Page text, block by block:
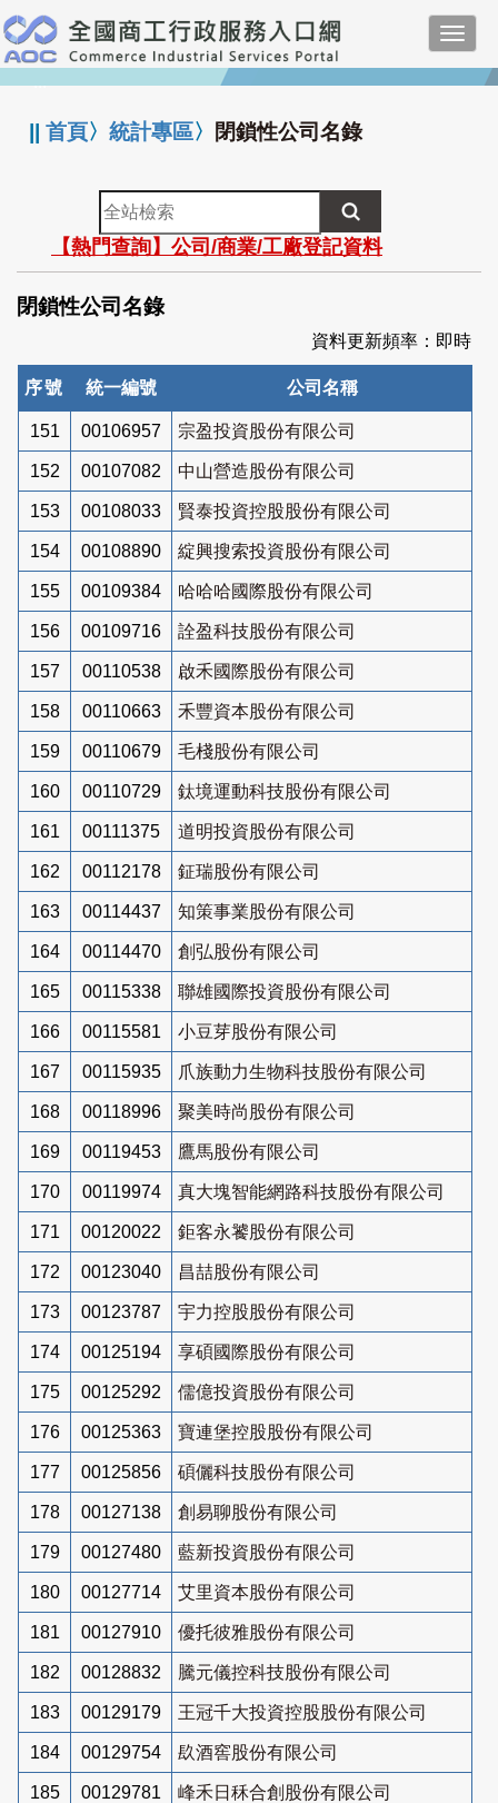
跳
到
主
要
:::
||首頁〉統計專區〉 閉鎖性公司名錄
全
站
檢
索
【熱門查詢】公司/商業/工廠登記資料
閉鎖性公司名錄
資料更新頻率：即時
序號 統一編號 公司名稱
151 00106957 宗盈投資股份有限公司
152 00107082 中山營造股份有限公司
153 00108033 賢泰投資控股股份有限公司
154 00108890 綻興搜索投資股份有限公司
155 00109384 哈哈哈國際股份有限公司
156 00109716 詮盈科技股份有限公司
157 00110538 啟禾國際股份有限公司
158 00110663 禾豐資本股份有限公司
159 00110679 毛棧股份有限公司
160 00110729 鈦境運動科技股份有限公司
161 00111375 道明投資股份有限公司
162 00112178 鉦瑞股份有限公司
163 00114437 知策事業股份有限公司
164 00114470 創弘股份有限公司
165 00115338 聯雄國際投資股份有限公司
166 00115581 小豆芽股份有限公司
167 00115935 爪族動力生物科技股份有限公司
168 00118996 聚美時尚股份有限公司
169 00119453 鷹馬股份有限公司
170 00119974 真大塊智能網路科技股份有限公司
171 00120022 鉅客永饕股份有限公司
172 00123040 昌喆股份有限公司
173 00123787 宇力控股股份有限公司
174 00125194 享碩國際股份有限公司
175 00125292 儒億投資股份有限公司
176 00125363 寶連堡控股股份有限公司
177 00125856 碩儷科技股份有限公司
178 00127138 創易聊股份有限公司
179 00127480 藍新投資股份有限公司
180 00127714 艾里資本股份有限公司
181 00127910 優托彼雅股份有限公司
182 00128832 騰元儀控科技股份有限公司
183 00129179 王冠千大投資控股股份有限公司
184 00129754 镹酒窖股份有限公司
185 00129781 峰禾日秝合創股份有限公司